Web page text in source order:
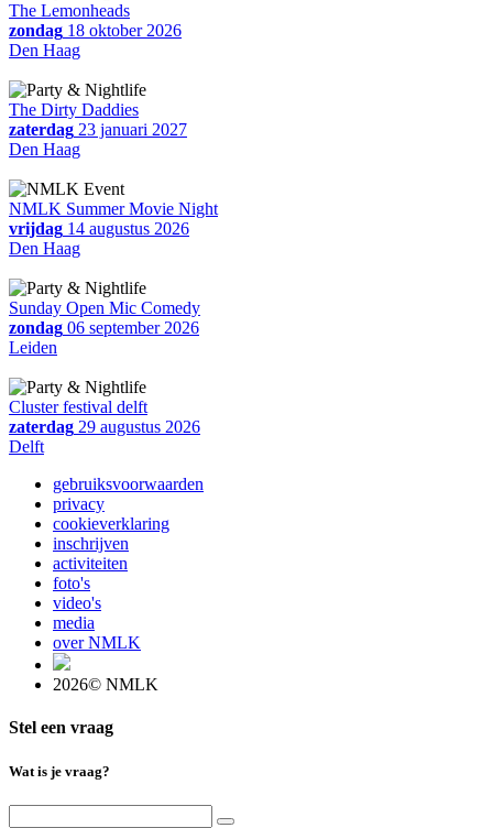
The Lemonheads
zondag 18 oktober 2026
Den Haag
The Dirty Daddies
zaterdag 23 januari 2027
Den Haag
NMLK Summer Movie Night
vrijdag 14 augustus 2026
Den Haag
Sunday Open Mic Comedy
zondag 06 september 2026
Leiden
Cluster festival delft
zaterdag 29 augustus 2026
Delft
gebruiksvoorwaarden
privacy
cookieverklaring
inschrijven
activiteiten
foto's
video's
media
over NMLK
2026© NMLK
Stel een vraag
Wat is je vraag?